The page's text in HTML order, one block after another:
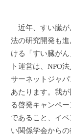
近年、すい臓
法の研究開発も
ける「すい臓が
ト運営は、NPO法
サーネットジャ
あたります。我
る啓発キャンペ
であること、イ
い関係学会から